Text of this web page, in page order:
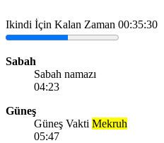
Ikindi İçin Kalan Zaman 00:35:30
Sabah
Sabah namazı
04:23
Güneş
Güneş Vakti Mekruh
05:47